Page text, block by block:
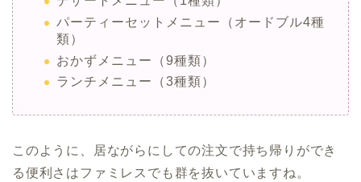
パーティーセットメニュー（オードブル4種
類）
おかずメニュー（9種類）
ランチメニュー（3種類）
このように、居ながらにしての注文で持ち帰りができ
る便利さはファミレスでも群を抜いていますね。